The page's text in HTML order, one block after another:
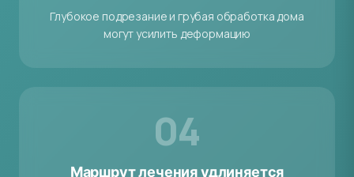
Глубокое подрезание и грубая обработка дома
могут усилить деформацию
04
Маршрут лечения удлиняется